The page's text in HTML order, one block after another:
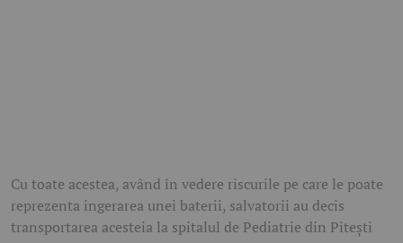
Cu toate acestea, având în vedere riscurile pe care le poate
reprezenta ingerarea unei baterii, salvatorii au decis
transportarea acesteia la spitalul de Pediatrie din Pitești